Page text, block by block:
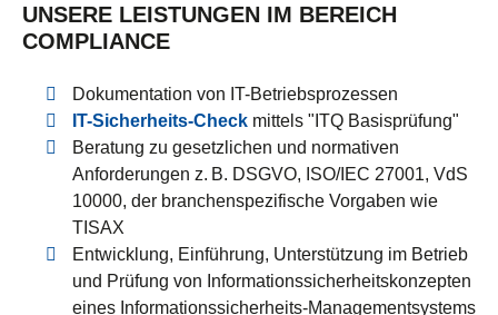
UNSERE LEISTUNGEN IM BEREICH
COMPLIANCE
Dokumentation von IT-Betriebsprozessen
IT-Sicherheits-Check mittels "ITQ Basisprüfung"
Beratung zu gesetzlichen und normativen
Anforderungen z. B. DSGVO, ISO/IEC 27001, VdS
10000, der branchenspezifische Vorgaben wie
TISAX
Entwicklung, Einführung, Unterstützung im Betrieb
und Prüfung von Informationssicherheitskonzepten
eines Informationssicherheits-Managementsystems